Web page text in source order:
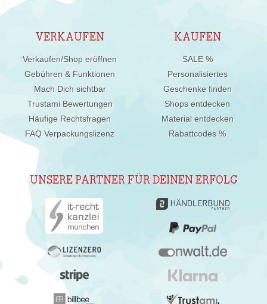
VERKAUFEN
Verkaufen/Shop eröffnen
Gebühren & Funktionen
Mach Dich sichtbar
Trustami Bewertungen
Häufige Rechtsfragen
FAQ Verpackungslizenz
KAUFEN
SALE %
Personalisiertes
Geschenke finden
Shops entdecken
Material entdecken
Rabattcodes %
UNSERE PARTNER FÜR DEINEN ERFOLG